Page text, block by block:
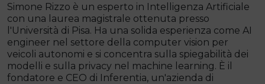
Simone Rizzo è un esperto in Intelligenza Artificiale
con una laurea magistrale ottenuta presso
l'Università di Pisa. Ha una solida esperienza come AI
engineer nel settore della computer vision per
veicoli autonomi e si concentra sulla spiegabilità dei
modelli e sulla privacy nel machine learning. È il
fondatore e CEO di Inferentia, un'azienda di